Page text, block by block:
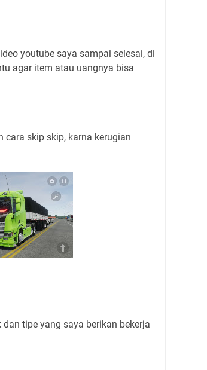
youtube saya sampai selesai, di
agar item atau uangnya bisa
cara skip skip, karna kerugian
tipe yang saya berikan bekerja